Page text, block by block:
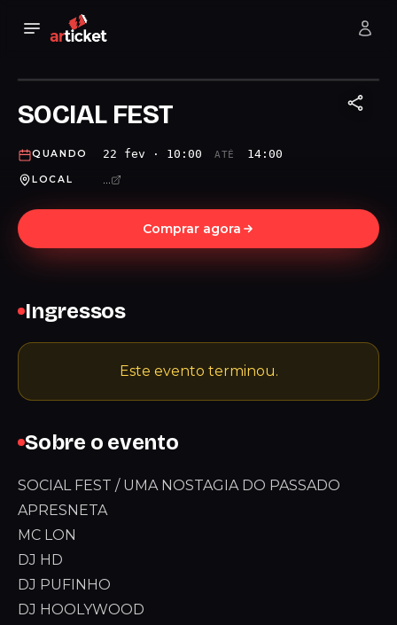
SOCIAL FEST
QUANDO 22 fev · 10:00 ATÉ 14:00
LOCAL
Comprar agora
Sobre o evento
SOCIAL FEST / UMA NOSTAGIA DO PASSADO
APRESNETA
MC LON
DJ HD
DJ PUFINHO
DJ HOOLYWOOD
Ingressos
Este evento terminou.